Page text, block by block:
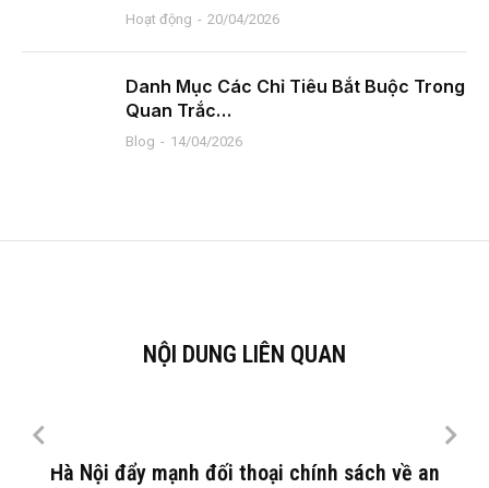
Hoạt động 20/04/2026
Danh Mục Các Chỉ Tiêu Bắt Buộc Trong
Quan Trắc…
Blog 14/04/2026
NỘI DUNG LIÊN QUAN
Hà Nội đẩy mạnh đối thoại chính sách về an